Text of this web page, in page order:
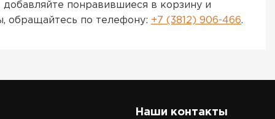
понравившиеся в корзину и
обращайтесь по телефону: +7 (3812) 906-466.
Наши контакты